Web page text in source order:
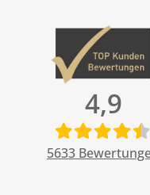
4,9
5633